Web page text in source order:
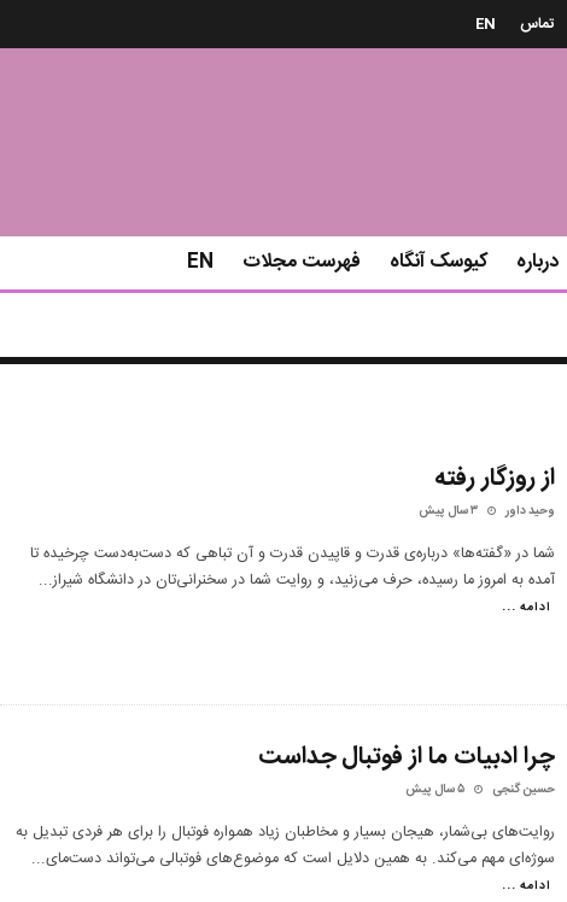
تماس EN
درباره کیوسک آنگاه فهرست مجلات EN
از روزگار رفته
وحید داور ۳ سال پیش
شما در «گفته‌ها» درباره‌ی قدرت و قاپیدن قدرت و آن تباهی که دست‌به‌دست چرخیده تا
آمده به امروز ما رسیده، حرف می‌زنید، و روایت شما در سخنرانی‌تان در دانشگاه شیراز...
ادامه ...
چرا ادبیات ما از فوتبال جداست
حسین گنجی ۵ سال پیش
روایت‌های بی‌شمار، هیجان بسیار و مخاطبان زیاد همواره فوتبال را برای هر فردی تبدیل به
سوژه‌ای مهم می‌کند. به همین دلایل است که موضوع‌های فوتبالی می‌تواند دست‌مای...
ادامه ...